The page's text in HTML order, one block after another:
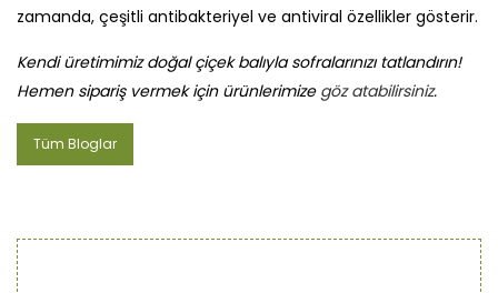
zamanda, çeşitli antibakteriyel ve antiviral özellikler gösterir.
Kendi üretimimiz doğal çiçek balıyla sofralarınızı tatlandırın!
Hemen sipariş vermek için ürünlerimize göz atabilirsiniz.
Tüm Bloglar